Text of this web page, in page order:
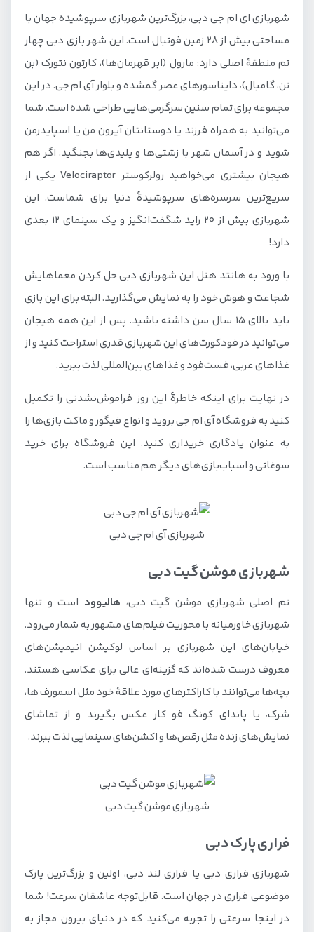
شهربازی ای ام جی دبی، بزرگ‌ترین شهربازی سرپوشیده جهان با
مساحتی بیش از ۲۸ زمین فوتبال است. این شهر بازی دبی چهار
تم منطقهٔ اصلی دارد: مارول (ابر قهرمان‌ها)، کارتون نتورک (بن
تن، گامبال)، دایناسورهای عصر گمشده و بلوار آی ام جی. در این
مجموعه برای تمام سنین سرگرمی‌هایی طراحی شده است. شما
می‌توانید به همراه فرزند یا دوستانتان آیرون من یا اسپایدرمن
شوید و در آسمان شهر با زشتی‌ها و پلیدی‌ها بجنگید. اگر هم
هیجان بیشتری می‌خواهید رولرکوستر Velociraptor یکی از
سریع‌ترین سرسره‌های سرپوشیدهٔ دنیا برای شماست. این
شهربازی بیش از ۲۰ راید شگفت‌انگیز و یک سینمای ۱۲ بعدی
دارد!
با ورود به هانتد هتل این شهربازی دبی حل کردن معماهایش
شجاعت و هوش خود را به نمایش می‌گذارید. البته برای این بازی
باید بالای ۱۵ سال سن داشته باشید. پس از این همه هیجان
می‌توانید در فودکورت‌های این شهربازی قدری استراحت کنید و از
غذاهای عربی، فست‌فود و غذاهای بین‌المللی لذت ببرید.
در نهایت برای اینکه خاطرهٔ این روز فراموش‌نشدنی را تکمیل
کنید به فروشگاه آی ام جی بروید و انواع فیگور و ماکت بازی‌ها را
به عنوان یادگاری خریداری کنید. این فروشگاه برای خرید
سوغاتی و اسباب‌بازی‌های دیگر هم مناسب است.
شهربازی آی ام جی دبی
شهربازی موشن گیت دبی
تم اصلی شهربازی موشن گیت دبی، هالیوود است و تنها
شهربازی خاورمیانه با محوریت فیلم‌های مشهور به شمار می‌رود.
خیابان‌های این شهربازی بر اساس لوکیشن انیمیشن‌های
معروف درست شده‌اند که گزینه‌ای عالی برای عکاسی هستند.
بچه‌ها می‌توانند با کاراکترهای مورد علاقهٔ خود مثل اسمورف ها،
شرک، یا پاندای کونگ فو کار عکس بگیرند و از تماشای
نمایش‌های زنده مثل رقص‌ها و اکشن‌های سینمایی لذت ببرند.
شهربازی موشن گیت دبی
فراری پارک دبی
شهربازی فراری دبی یا فراری لند دبی، اولین و بزرگ‌ترین پارک
موضوعی فراری در جهان است. قابل‌توجه عاشقان سرعت! شما
در اینجا سرعتی را تجربه می‌کنید که در دنیای بیرون مجاز به